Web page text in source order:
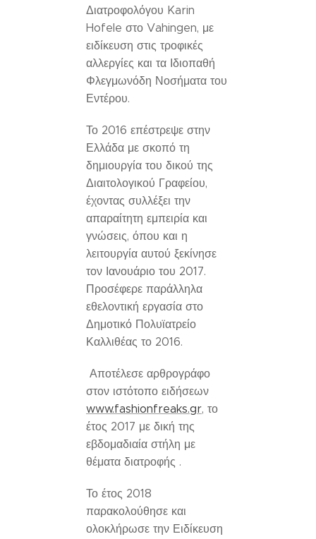
Διατροφολόγου Karin
Hofele στο Vahingen, με
ειδίκευση στις τροφικές
αλλεργίες και τα Ιδιοπαθή
Φλεγμωνόδη Νοσήματα του
Εντέρου.
Το 2016 επέστρεψε στην
Ελλάδα με σκοπό τη
δημιουργία του δικού της
Διαιτολογικού Γραφείου,
έχοντας συλλέξει την
απαραίτητη εμπειρία και
γνώσεις, όπου και η
λειτουργία αυτού ξεκίνησε
τον Ιανουάριο του 2017.
Προσέφερε παράλληλα
εθελοντική εργασία στο
Δημοτικό Πολυϊατρείο
Καλλιθέας το 2016.
Αποτέλεσε αρθρογράφο
στον ιστότοπο ειδήσεων
www.fashionfreaks.gr, το
έτος 2017 με δική της
εβδομαδιαία στήλη με
θέματα διατροφής .
Το έτος 2018
παρακολούθησε και
ολοκλήρωσε την Ειδίκευση